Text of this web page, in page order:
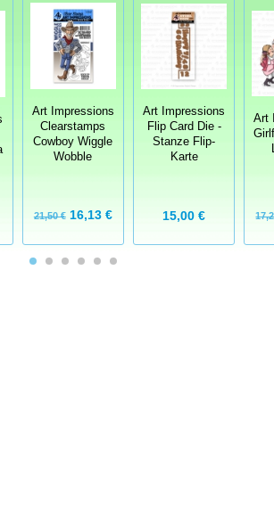
Art Impressions
Clearstamps
Cowboy Wiggle
Wobble
21,50 €16,13 €
Art Impressions
Flip Card Die -
Stanze Flip-
Karte
15,00 €
Art